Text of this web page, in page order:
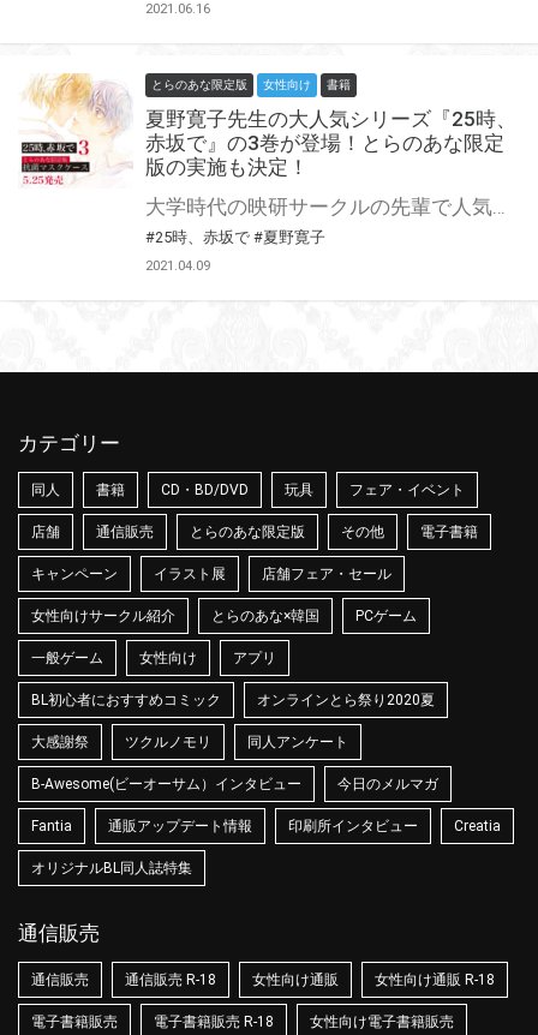
2021.06.16
とらのあな限定版 女性向け 書籍
夏野寛子先生の大人気シリーズ『25時、
赤坂で』の3巻が登場！とらのあな限定
版の実施も決定！
大学時代の映研サークルの先輩で人気俳優・羽山麻水と後輩の若手俳優・白崎由岐は、BLドラマ『昼のゆめ』共演がきっかけで恋人同士に。 仕事に厳しい演出家・原田に絞られて、活路が見えない白崎だったが……。 大人気俳優シリーズ『25時、赤坂で』に待望の3巻が登場！ 20Pの小冊子付き特装版も同時刊行！ とらのあなでは刊行を記念して抗菌マスクケース付きとらのあな限定版を発売致します♡ さらに通常特典として描き下ろし入り4Pリーフレットが付属いたします。 各店・通販にて予約開始！とらのあな限定版は数量限定生産となりますので、お早めにご予約下さい♪
#25時、赤坂で #夏野寛子
2021.04.09
カテゴリー
同人 書籍 CD・BD/DVD 玩具 フェア・イベント
店舗 通信販売 とらのあな限定版 その他 電子書籍
キャンペーン イラスト展 店舗フェア・セール
女性向けサークル紹介 とらのあな×韓国 PCゲーム
一般ゲーム 女性向け アプリ
BL初心者におすすめコミック オンラインとら祭り2020夏
大感謝祭 ツクルノモリ 同人アンケート
B-Awesome(ビーオーサム）インタビュー 今日のメルマガ
Fantia 通販アップデート情報 印刷所インタビュー Creatia
オリジナルBL同人誌特集
通信販売
通信販売 通信販売 R-18 女性向け通販 女性向け通販 R-18
電子書籍販売 電子書籍販売 R-18 女性向け電子書籍販売